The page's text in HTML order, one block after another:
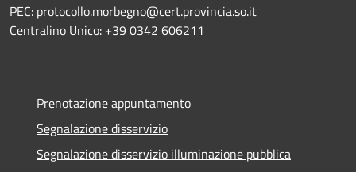
PEC: protocollo.morbegno@cert.provincia.so.it
Centralino Unico: +39 0342 606211
Prenotazione appuntamento
Segnalazione disservizio
Segnalazione disservizio illuminazione pubblica